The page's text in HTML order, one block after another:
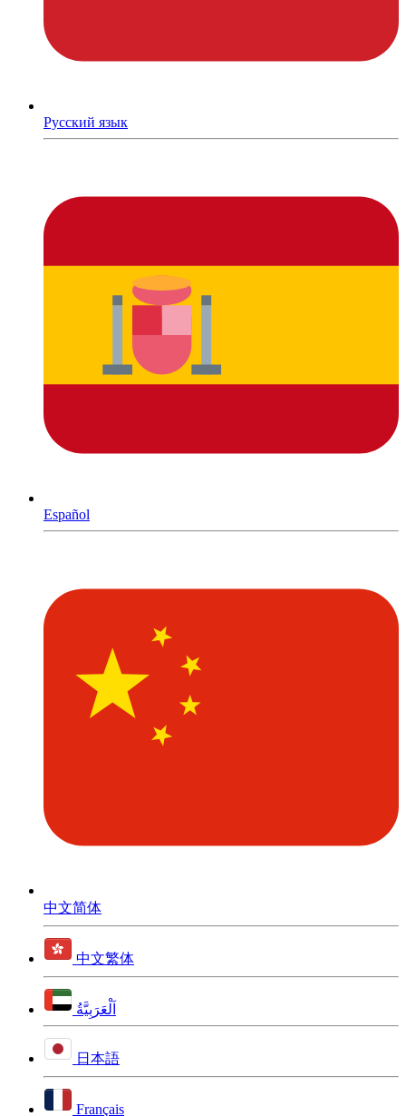
Русский язык
Español
中文简体
中文繁体
اَلْعَرَبِيَّةُ
日本語
Français